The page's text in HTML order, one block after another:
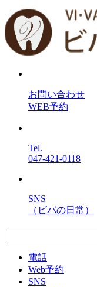
お問い合わせ
WEB予約
Tel.
047-421-0118
SNS
（ビバの日常）
電話
Web予約
SNS